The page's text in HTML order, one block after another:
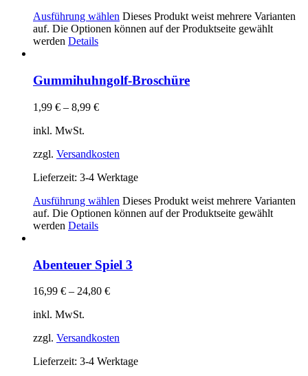
Ausführung wählen Dieses Produkt weist mehrere Varianten
auf. Die Optionen können auf der Produktseite gewählt
werden Details
Gummihuhngolf-Broschüre
1,99 € – 8,99 €
inkl. MwSt.
zzgl. Versandkosten
Lieferzeit: 3-4 Werktage
Ausführung wählen Dieses Produkt weist mehrere Varianten
auf. Die Optionen können auf der Produktseite gewählt
werden Details
Abenteuer Spiel 3
16,99 € – 24,80 €
inkl. MwSt.
zzgl. Versandkosten
Lieferzeit: 3-4 Werktage